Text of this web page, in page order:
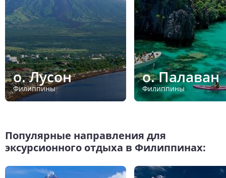
о. Лусон
Филиппины
о. Палаван
Филиппины
Популярные направления для
эксурсионного отдыха в Филиппинах: